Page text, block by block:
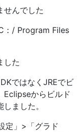
せんでした
：/ Program Files
した
ではなくJREでビ
Eclipseからビルド
ました。
定」>「グラド